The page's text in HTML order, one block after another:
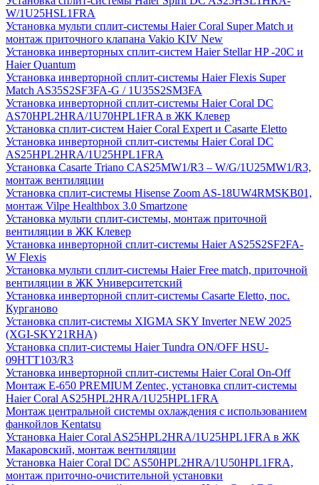
W/1U25HSL1FRA
Установка мульти сплит-системы Haier Coral Super Match и
монтаж приточного клапана Vakio KIV New
Установка инверторных сплит-систем Haier Stellar HP -20С и
Haier Quantum
Установка инверторной сплит-системы Haier Flexis Super
Match AS35S2SF3FA-G / 1U35S2SM3FA
Установка инверторной сплит-системы Haier Coral DC
AS70HPL2HRA/1U70HPL1FRA в ЖК Клевер
Установка сплит-систем Haier Coral Expert и Casarte Eletto
Установка инверторной сплит-системы Haier Coral DC
AS25HPL2HRA/1U25HPL1FRA
Установка Casarte Triano CAS25MW1/R3 – W/G/1U25MW1/R3,
монтаж вентиляции
Установка сплит-системы Hisense Zoom AS-18UW4RMSKB01,
монтаж Vilpe Healthbox 3.0 Smartzone
Установка мульти сплит-системы, монтаж приточной
вентиляции в ЖК Клевер
Установка инверторной сплит-системы Haier AS25S2SF2FA-
W Flexis
Установка мульти сплит-системы Haier Free match, приточной
вентиляции в ЖК Университетский
Установка инверторной сплит-системы Casarte Eletto, пос.
Курганово
Установка сплит-системы XIGMA SKY Inverter NEW 2025
(XGI-SKY21RHA)
Установка сплит-системы Haier Tundra ON/OFF HSU-
09HTT103/R3
Установка инверторной сплит-системы Haier Coral On-Off
Монтаж E-650 PREMIUM Zentec, установка сплит-системы
Haier Coral AS25HPL2HRA/1U25HPL1FRA
Монтаж центральной системы охлаждения с использованием
фанкойлов Kentatsu
Установка Haier Coral AS25HPL2HRA/1U25HPL1FRA в ЖК
Макаровский, монтаж вентиляции
Установка Haier Coral DC AS50HPL2HRA/1U50HPL1FRA,
монтаж приточно-очистительной установки